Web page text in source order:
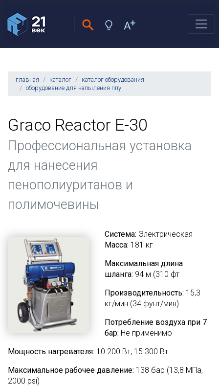
главная каталог
каталог оборудования
оборудование для напыления ппу
Graco Reactor E-30
Профессиональная установка
для нанесения
пенополиуританов и
полимочевины
Система: Электрическая
Масса: 181 кг
Максимальная длина
шланга: 94 м (310 фт
Производительность: 15,3
кг/мин (34 фунт/мин)
Потребление воздуха при 7
бар: Не применимо
Мощность нагревателя: 10 200 Вт, 15 300 Вт
Максимальное рабочее давление: 138 бар (13,8 МПа,
2000 psi)